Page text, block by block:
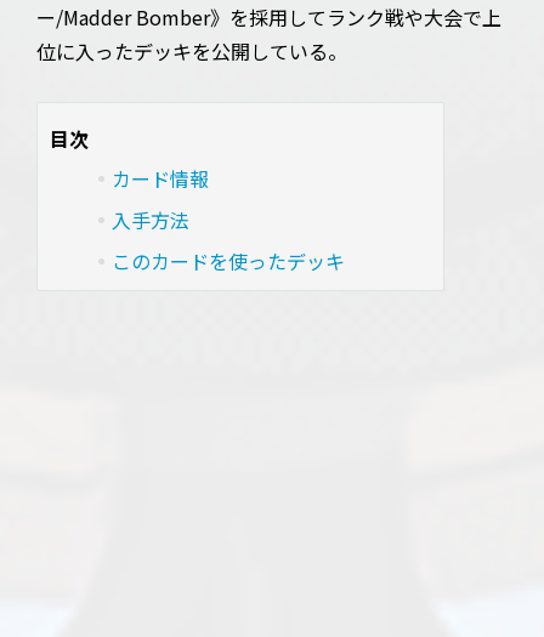
ー/Madder Bomber》を採用してランク戦や大会で上
位に入ったデッキを公開している。
目次
カード情報
入手方法
このカードを使ったデッキ